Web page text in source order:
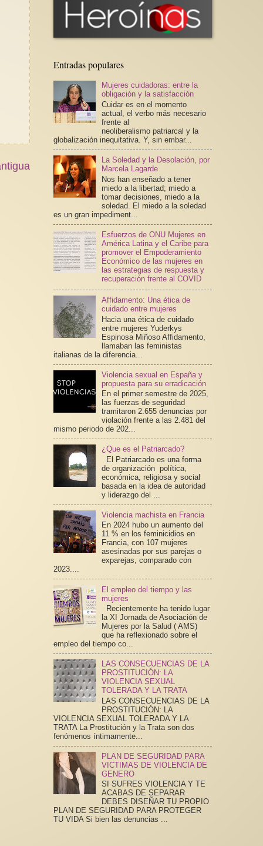
Entradas populares
Mujeres cuidadoras: entre la
obligación y la satisfacción
Cuidar es en el momento
actual, el verbo más necesario
frente al
neoliberalismo patriarcal y la
globalización inequitativa. Y, sin embar...
La Soledad y la Desolación, por
Marcela Lagarde
Nos han enseñado a tener
miedo a la libertad; miedo a
tomar decisiones, miedo a la
soledad. El miedo a la soledad
es un gran impediment...
Esfuerzos de ONU Mujeres en
América Latina y el Caribe para
promover el Empoderamiento
Económico de las mujeres en
las estrategias de respuesta y
recuperación frente al COVID
Affidamento: Una ética de
cuidado entre mujeres
Hacia una ética de cuidado
entre mujeres Yuderkys
Espinosa Miñoso Affidamento,
llamaban las feministas
italianas de la diferencia...
Violencia sexual en España y
propuesta para su erradicación
En el primer semestre de 2025,
las fuerzas de seguridad
tramitaron 2.655 denuncias por
violación frente a las 2.481 del
mismo periodo de 202...
¿Que es el Patriarcado?
El Patriarcado es una forma
de organización política,
económica, religiosa y social
basada en la idea de autoridad
y liderazgo del ...
Violencia machista en Francia
En 2024 hubo un aumento del
11 % en los feminicidios en
Francia, con 107 mujeres
asesinadas por sus parejas o
exparejas, comparado con
2023....
El empleo del tiempo y las
mujeres
Recientemente ha tenido lugar
la XI Jornada de Asociación de
Mujeres por la Salud ( AMS)
que ha reflexionado sobre el
empleo del tiempo co...
LAS CONSECUENCIAS DE LA
PROSTITUCIÓN: LA
VIOLENCIA SEXUAL
TOLERADA Y LA TRATA
LAS CONSECUENCIAS DE LA
PROSTITUCIÓN: LA
VIOLENCIA SEXUAL TOLERADA Y LA
TRATA La Prostitución y la Trata son dos
fenómenos íntimamente...
PLAN DE SEGURIDAD PARA
VICTIMAS DE VIOLENCIA DE
GENERO
SI SUFRES VIOLENCIA Y TE
ACABAS DE SEPARAR
DEBES DISEÑAR TU PROPIO
PLAN DE SEGURIDAD PARA PROTEGER
TU VIDA Si bien las denuncias ...